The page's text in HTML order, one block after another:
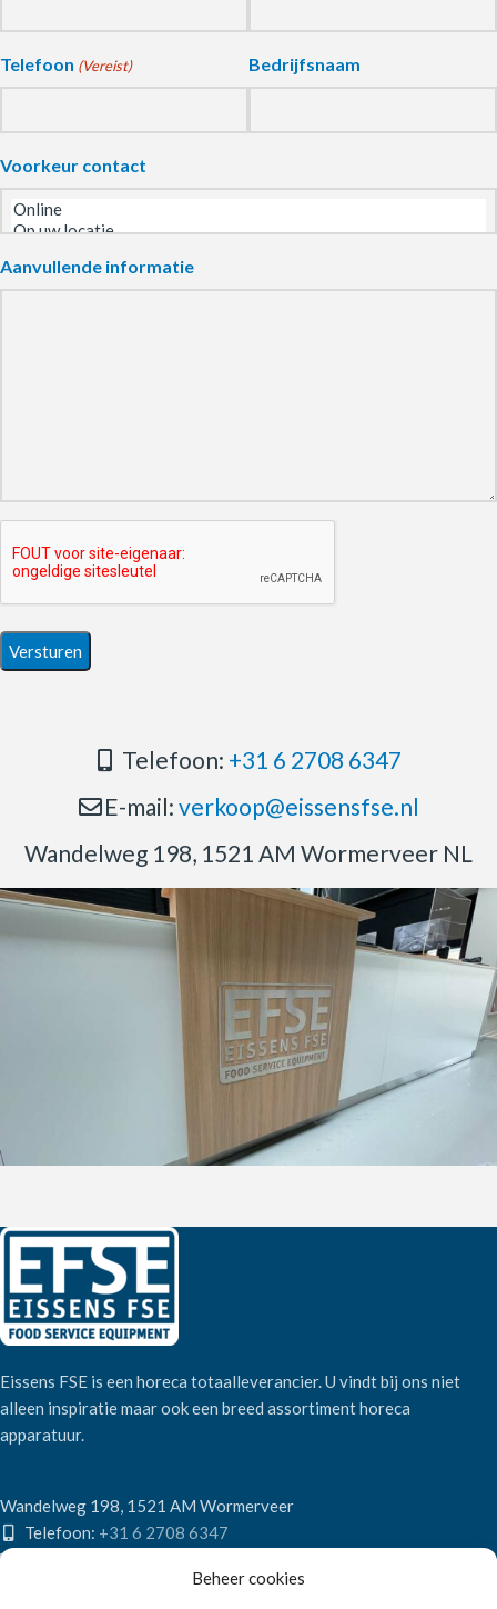
Beheer cookies
Telefoon (Vereist) Bedrijfsnaam
Voorkeur contact
Aanvullende informatie
Telefoon: +31 6 2708 6347
E-mail: verkoop@eissensfse.nl
Wandelweg 198, 1521 AM Wormerveer NL
Eissens FSE is een horeca totaalleverancier. U vindt bij ons niet
alleen inspiratie maar ook een breed assortiment horeca
apparatuur.
Wandelweg 198, 1521 AM Wormerveer
Telefoon: +31 6 2708 6347